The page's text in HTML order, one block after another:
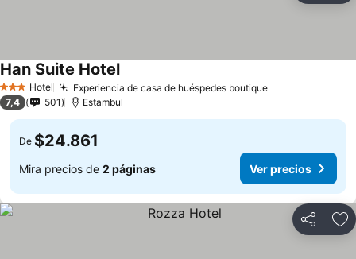
3 Estrellas
Hotel Experiencia de casa de huéspedes boutique
Han Suite Hotel
7,4 501 Estambul
De $24.861
Mira precios de 2 páginas Ver precios
Compartir